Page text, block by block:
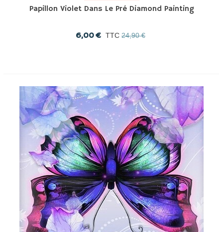
Papillon Violet Dans Le Pré Diamond Painting
6,00 € TTC 24,90 €